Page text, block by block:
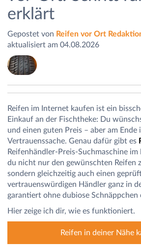
erklärt
Gepostet von Reifen vor Ort
aktualisiert am 04.08.2026
Reifen im Internet kaufen ist ein
Einkauf an der Fischtheke: Du
und einen guten Preis – aber am Ende
Vertrauenssache. Genau dafür gibt es
Reifenhändler-Preis-Suchmaschine
du nicht nur den gewünschten Reifen
sondern gleichzeitig auch einen
vertrauenswürdigen Händler ganz in
garantiert ohne dubiose Schnäppchen
Hier zeige ich dir, wie es funktioniert.
Reifen in deiner Nähe